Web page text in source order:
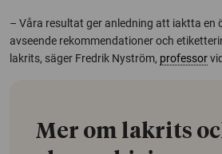
– Våra resultat ger anledning att iaktta en
avseende rekommendationer och
lakrits, säger Fredrik Nyström, professor
Mer om lakrits